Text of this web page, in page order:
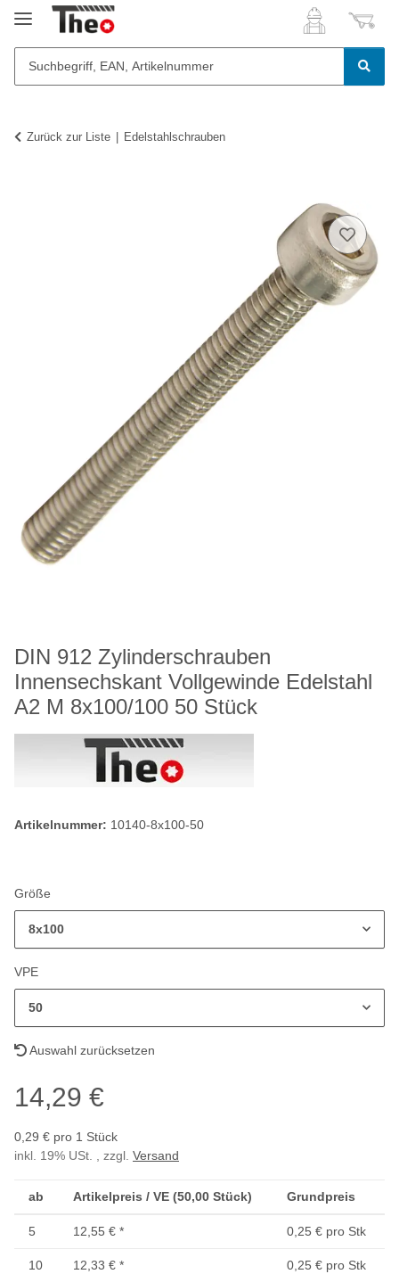
Zurück zur Liste Edelstahlschrauben
DIN 912 Zylinderschrauben
Innensechskant Vollgewinde Edelstahl
A2 M 8x100/100 50 Stück
Artikelnummer: 10140-8x100-50
Größe
8x100
VPE
50
Auswahl zurücksetzen
14,29 €
0,29 € pro 1 Stück
inkl. 19% USt. , zzgl. Versand
ab Artikelpreis / VE (50,00 Stück) Grundpreis
5 12,55 € * 0,25 € pro Stk
10 12,33 € * 0,25 € pro Stk